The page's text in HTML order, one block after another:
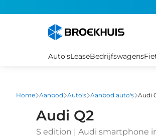
Auto'sLeaseBedrijfswagens
Home Aanbod Auto's Aanbod auto's Audi
Audi Q2
S edition | Audi smartphone